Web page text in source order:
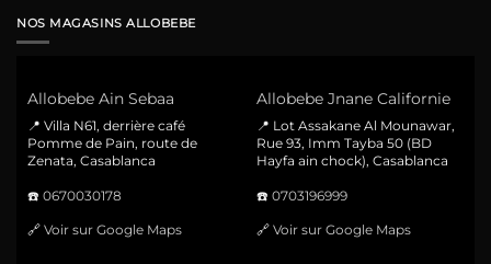
NOS MAGASINS ALLOBEBE
Allobebe Ain Sebaa
📍 Villa N61, derrière café
Pomme de Pain, route de
Zenata, Casablanca
☎️ 0670030178
🔗 Voir sur Google Maps
Allobebe Jnane Californie
📍 Lot Assakane Al Mounawar,
Rue 93, Imm Tayba 50 (BD
Hayfa ain chock), Casablanca
☎️ 0703196999
🔗 Voir sur Google Maps